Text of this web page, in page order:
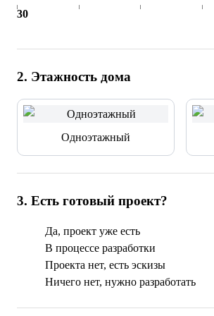
30
2. Этажность дома
Одноэтажный
3. Есть готовый проект?
Да, проект уже есть
В процессе разработки
Проекта нет, есть эскизы
Ничего нет, нужно разработать